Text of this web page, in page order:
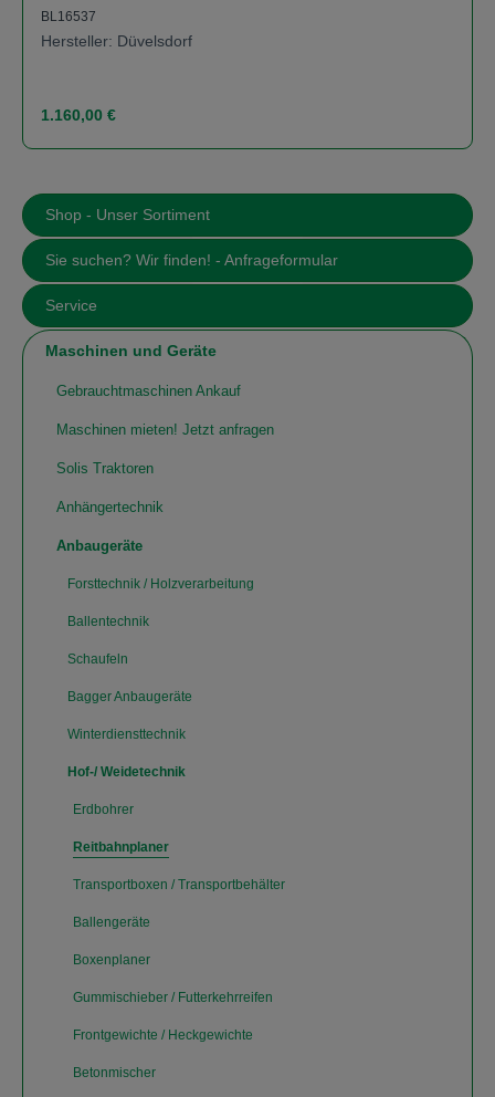
Shop - Unser Sortiment
Sie suchen? Wir finden! - Anfrageformular
Service
Maschinen und Geräte
Gebrauchtmaschinen Ankauf
Maschinen mieten! Jetzt anfragen
Solis Traktoren
Anhängertechnik
Anbaugeräte
Forsttechnik / Holzverarbeitung
Ballentechnik
Schaufeln
Bagger Anbaugeräte
Winterdiensttechnik
Hof-/ Weidetechnik
Erdbohrer
Reitbahnplaner
Transportboxen / Transportbehälter
Ballengeräte
Boxenplaner
Gummischieber / Futterkehrreifen
Frontgewichte / Heckgewichte
Betonmischer
BL16537
Hersteller: Düvelsdorf
Regulärer Preis:
1.160,00 €